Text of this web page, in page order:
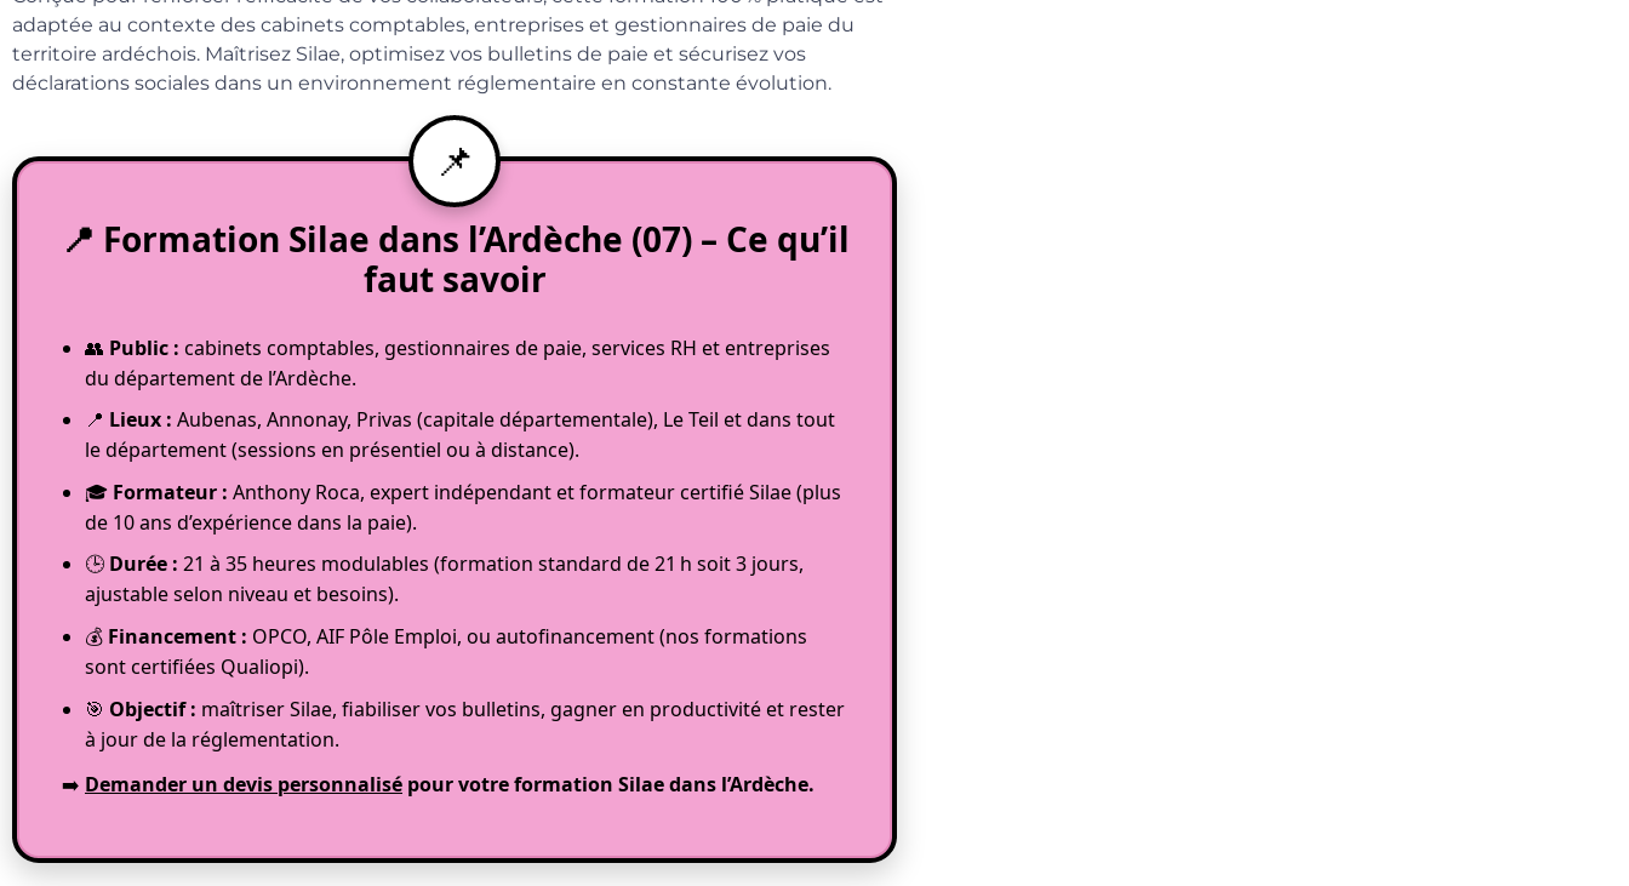
adaptée au contexte des cabinets comptables, entreprises et gestionnaires de paie du
territoire ardéchois. Maîtrisez Silae, optimisez vos bulletins de paie et sécurisez vos
déclarations sociales dans un environnement réglementaire en constante évolution.
📍 Formation Silae dans l’Ardèche (07) – Ce qu’il
faut savoir
👥 Public : cabinets comptables, gestionnaires de paie, services RH et entreprises
du département de l’Ardèche.
📍 Lieux : Aubenas, Annonay, Privas (capitale départementale), Le Teil et dans tout
le département (sessions en présentiel ou à distance).
🎓 Formateur : Anthony Roca, expert indépendant et formateur certifié Silae (plus
de 10 ans d’expérience dans la paie).
🕒 Durée : 21 à 35 heures modulables (formation standard de 21 h soit 3 jours,
ajustable selon niveau et besoins).
💰 Financement : OPCO, AIF Pôle Emploi, ou autofinancement (nos formations
sont certifiées Qualiopi).
🎯 Objectif : maîtriser Silae, fiabiliser vos bulletins, gagner en productivité et rester
à jour de la réglementation.
➡️ Demander un devis personnalisé pour votre formation Silae dans l’Ardèche.